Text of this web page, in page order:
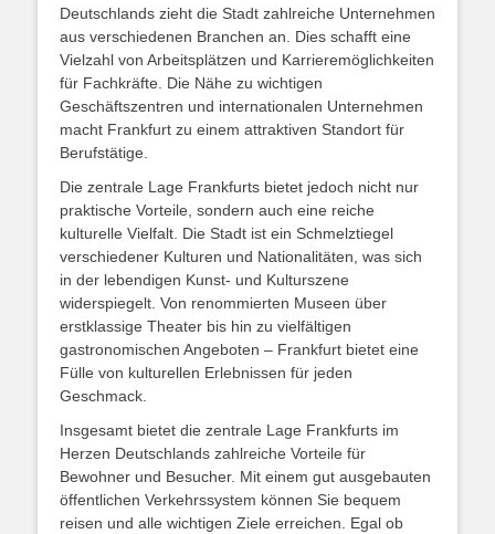
Deutschlands zieht die Stadt zahlreiche Unternehmen
aus verschiedenen Branchen an. Dies schafft eine
Vielzahl von Arbeitsplätzen und Karrieremöglichkeiten
für Fachkräfte. Die Nähe zu wichtigen
Geschäftszentren und internationalen Unternehmen
macht Frankfurt zu einem attraktiven Standort für
Berufstätige.
Die zentrale Lage Frankfurts bietet jedoch nicht nur
praktische Vorteile, sondern auch eine reiche
kulturelle Vielfalt. Die Stadt ist ein Schmelztiegel
verschiedener Kulturen und Nationalitäten, was sich
in der lebendigen Kunst- und Kulturszene
widerspiegelt. Von renommierten Museen über
erstklassige Theater bis hin zu vielfältigen
gastronomischen Angeboten – Frankfurt bietet eine
Fülle von kulturellen Erlebnissen für jeden
Geschmack.
Insgesamt bietet die zentrale Lage Frankfurts im
Herzen Deutschlands zahlreiche Vorteile für
Bewohner und Besucher. Mit einem gut ausgebauten
öffentlichen Verkehrssystem können Sie bequem
reisen und alle wichtigen Ziele erreichen. Egal ob